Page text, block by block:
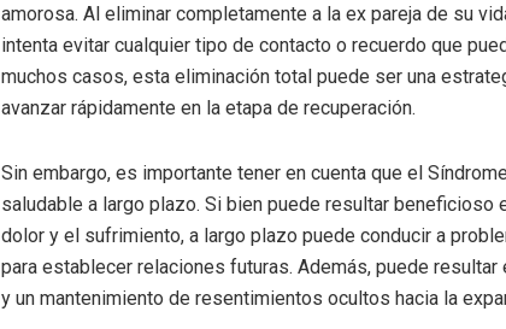
amorosa. Al eliminar completamente a la ex pareja de su
intenta evitar cualquier tipo de contacto o recuerdo que
muchos casos, esta eliminación total puede ser una
avanzar rápidamente en la etapa de recuperación.
Sin embargo, es importante tener en cuenta que el
saludable a largo plazo. Si bien puede resultar beneficioso
dolor y el sufrimiento, a largo plazo puede conducir a
para establecer relaciones futuras. Además, puede
y un mantenimiento de resentimientos ocultos hacia la